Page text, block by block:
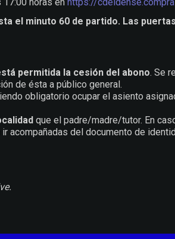
el minuto 60 de partido. Las
permitida la cesión del abono. Se
de ésta a público general.
obligatorio ocupar el asiento
que el padre/madre/tutor. En
acompañadas del documento de